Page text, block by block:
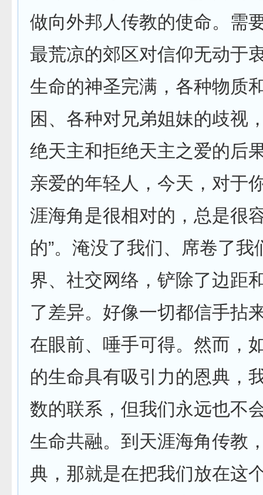
做向外邦人传教的使命。需
最荒凉的郊区对信仰无动于
生命的神圣完满，各种物质
困、各种对兄弟姐妹的歧视
绝天主和拒绝天主之爱的后
亲爱的年轻人，今天，对于
涯海角是很相对的，总是很
的”。淹没了我们、席卷了我
界、社交网络，铲除了边距
了差异。好像一切都信手拈
在眼前、唾手可得。然而，
的生命具有吸引力的恩典，
数的联系，但我们永远也不
生命共融。到天涯海角传教
典，那就是在把我们放在这